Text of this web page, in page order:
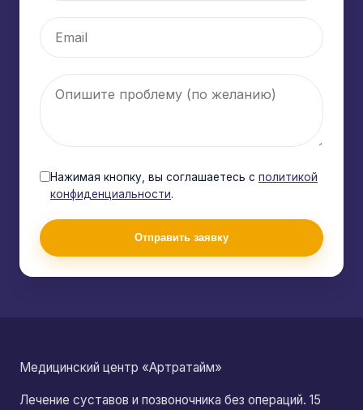
Нажимая кнопку, вы соглашаетесь с политикой
конфиденциальности.
Отправить заявку
Медицинский центр «Артратайм»
Лечение суставов и позвоночника без операций. 15